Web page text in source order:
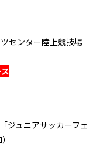
センター陸上競技場
ジュニアサッカーフェ